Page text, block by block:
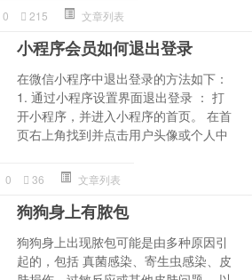
0 215 文章列表
小程序会员如何退出登录
在微信小程序中退出登录的方法如下：
1. 通过小程序设置界面退出登录 ： 打
开小程序，并进入小程序的首页。 在首
页右上角找到并点击用户头像或个人中
0 36 文章列表
狗狗身上有脓包
狗狗身上出现脓包可能是由多种原因引
起的，包括 真菌感染、寄生虫感染、皮